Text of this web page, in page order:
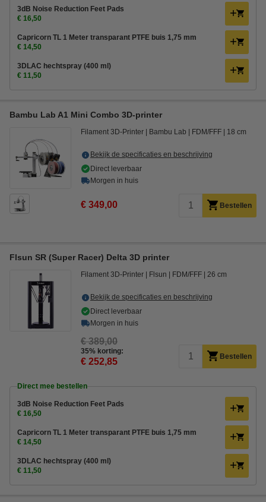
3dB Noise Reduction Feet Pads
€ 16,50
Capricorn TL 1 Meter transparant PTFE buis 1,75 mm
€ 14,50
3DLAC hechtspray (400 ml)
€ 11,50
Bambu Lab A1 Mini Combo 3D-printer
Filament 3D-Printer Bambu Lab FDM/FFF 18 cm
Bekijk de specificaties en beschrijving
Direct leverbaar
Morgen in huis
€ 349,00 Bestellen
Flsun SR (Super Racer) Delta 3D printer
Filament 3D-Printer Flsun FDM/FFF 26 cm
Bekijk de specificaties en beschrijving
Direct leverbaar
Morgen in huis
€ 389,00
35% korting:
€ 252,85 Bestellen
Direct mee bestellen
3dB Noise Reduction Feet Pads
€ 16,50
Capricorn TL 1 Meter transparant PTFE buis 1,75 mm
€ 14,50
3DLAC hechtspray (400 ml)
€ 11,50